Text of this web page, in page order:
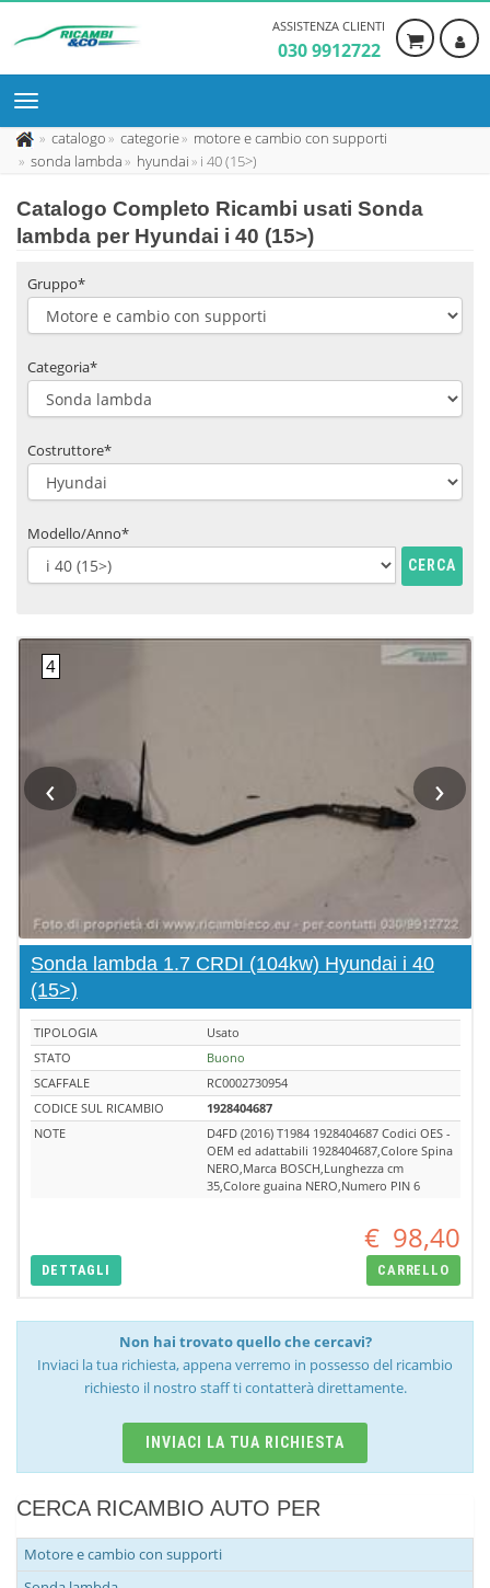
ASSISTENZA CLIENTI
030 9912722
catalogo categorie
motore e cambio con supporti
sonda lambda
hyundai i 40 (15>)
Catalogo Completo Ricambi usati Sonda
lambda per Hyundai i 40 (15>)
Gruppo*
Categoria*
Costruttore*
Modello/Anno*
CERCA
‹ ›
Sonda lambda 1.7 CRDI (104kw) Hyundai i 40
(15>)
TIPOLOGIA
Usato
STATO
Buono
SCAFFALE
RC0002730954
CODICE SUL RICAMBIO
1928404687
NOTE
D4FD (2016) T1984 1928404687 Codici OES -
OEM ed adattabili 1928404687,Colore Spina
NERO,Marca BOSCH,Lunghezza cm
35,Colore guaina NERO,Numero PIN 6
€ 98,40
DETTAGLI CARRELLO
Non hai trovato quello che cercavi?
Inviaci la tua richiesta, appena verremo in possesso del ricambio
richiesto il nostro staff ti contatterà direttamente.
INVIACI LA TUA RICHIESTA
CERCA RICAMBIO AUTO PER
Motore e cambio con supporti